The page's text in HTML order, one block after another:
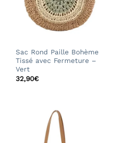
Sac Rond Paille Bohème
Tissé avec Fermeture –
Vert
32,90€